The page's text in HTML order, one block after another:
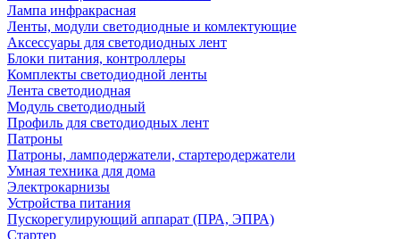
Лампа инфракрасная
Ленты, модули светодиодные и комлектующие
Аксессуары для светодиодных лент
Блоки питания, контроллеры
Комплекты светодиодной ленты
Лента светодиодная
Модуль светодиодный
Профиль для светодиодных лент
Патроны
Патроны, ламподержатели, стартеродержатели
Умная техника для дома
Электрокарнизы
Устройства питания
Пускорегулирующий аппарат (ПРА, ЭПРА)
Стартер